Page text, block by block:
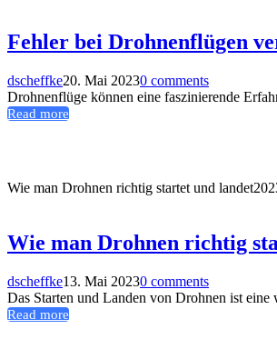
Fehler bei Drohnenflügen
dscheffke20. Mai 20230 comments
Drohnenflüge können eine faszinierende
Read more
Wie man Drohnen richtig startet und landet
Wie man Drohnen richtig
dscheffke13. Mai 20230 comments
Das Starten und Landen von Drohnen ist
Read more